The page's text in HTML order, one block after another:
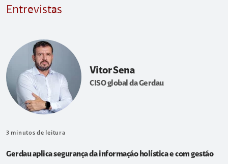
Entrevistas
Vitor Sena
CISO global da Gerdau
3 minutos de leitura
Gerdau aplica segurança da informação holística e com gestão